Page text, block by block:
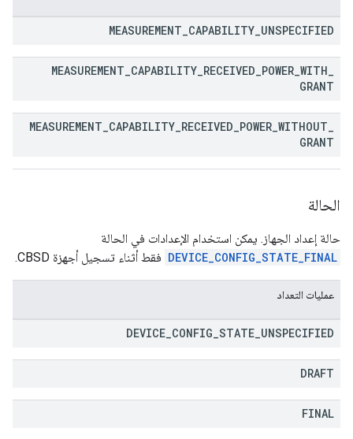
MEASUREMENT CAPABILITY UNSPECIFIED
MEASUREMENT CAPABILITY RECEIVED POWER WITH
GRANT
MEASUREMENT CAPABILITY RECEIVED POWER WITHOUT
GRANT
الحالة
حالة إعداد الجهاز. يمكن استخدام الإعدادات في الحالة
DEVICE_CONFIG_STATE_FINAL فقط أثناء تسجيل أجهزة CBSD.
عمليات التعداد
DEVICE CONFIG STATE UNSPECIFIED
DRAFT
FINAL